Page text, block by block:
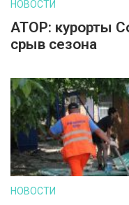
НОВОСТИ
АТОР: курорты
срыв сезона
НОВОСТИ